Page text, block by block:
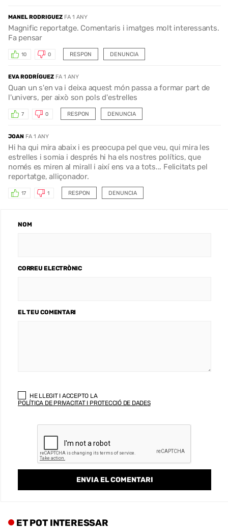
MANEL RODRIGUEZ FA 1 ANY
Magnific reportatge. Comentaris i imatges molt interessants.
Fa pensar
RESPON
10 0 DENUNCIA
EVA RODRÍGUEZ FA 1 ANY
Quan un s'en va i deixa aquest món passa a formar part de
l'univers, per això son pols d'estrelles
RESPON
7 0 DENUNCIA
JOAN FA 1 ANY
Hi ha qui mira abaix i es preocupa pel que veu, qui mira les
estrelles i somia i després hi ha els nostres polítics, que
només es miren al mirall i així ens va a tots... Felicitats pel
reportatge, alliçonador.
RESPON
17 1 DENUNCIA
NOM
CORREU ELECTRÒNIC
EL TEU COMENTARI
HE LLEGIT I ACCEPTO LA
POLÍTICA DE PRIVACITAT I PROTECCIÓ DE DADES
ET POT INTERESSAR